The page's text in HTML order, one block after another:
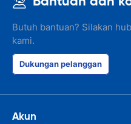
Butuh bantuan? Silakan
kami.
Dukungan pelanggan
Akun